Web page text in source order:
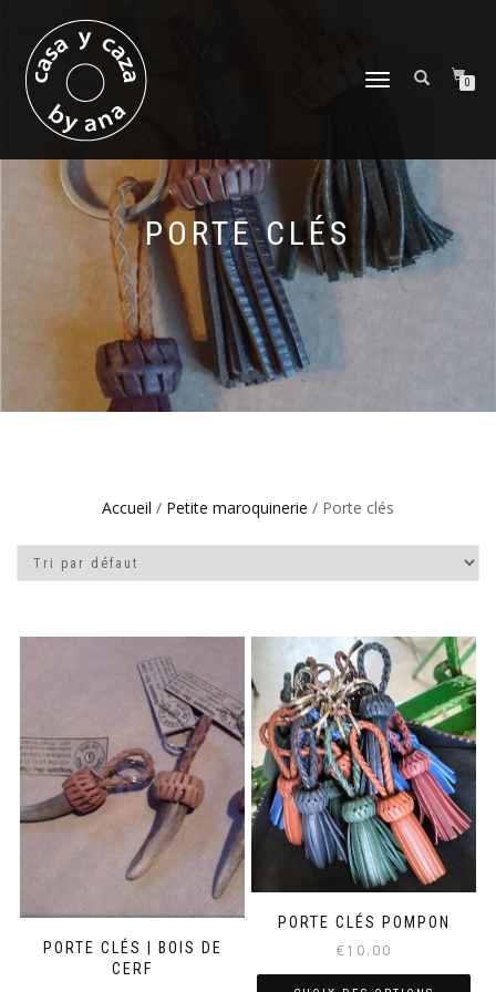
DÉPLIER
0
PORTE CLÉS
Accueil / Petite maroquinerie / Porte clés
PORTE CLÉS | BOIS DE
CERF
PORTE CLÉS POMPON
€10.00